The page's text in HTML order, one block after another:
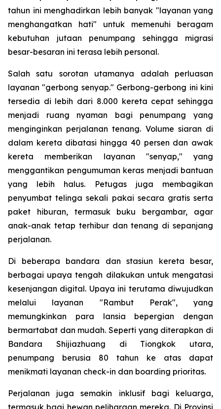
tahun ini menghadirkan lebih banyak "layanan yang
menghangatkan hati" untuk memenuhi beragam
kebutuhan jutaan penumpang sehingga migrasi
besar-besaran ini terasa lebih personal.
Salah satu sorotan utamanya adalah perluasan
layanan "gerbong senyap." Gerbong-gerbong ini kini
tersedia di lebih dari 8.000 kereta cepat sehingga
menjadi ruang nyaman bagi penumpang yang
menginginkan perjalanan tenang. Volume siaran di
dalam kereta dibatasi hingga 40 persen dan awak
kereta memberikan layanan "senyap," yang
menggantikan pengumuman keras menjadi bantuan
yang lebih halus. Petugas juga membagikan
penyumbat telinga sekali pakai secara gratis serta
paket hiburan, termasuk buku bergambar, agar
anak-anak tetap terhibur dan tenang di sepanjang
perjalanan.
Di beberapa bandara dan stasiun kereta besar,
berbagai upaya tengah dilakukan untuk mengatasi
kesenjangan digital. Upaya ini terutama diwujudkan
melalui layanan "Rambut Perak", yang
memungkinkan para lansia bepergian dengan
bermartabat dan mudah. Seperti yang diterapkan di
Bandara Shijiazhuang di Tiongkok utara,
penumpang berusia 80 tahun ke atas dapat
menikmati layanan check-in dan boarding prioritas.
Perjalanan juga semakin inklusif bagi keluarga,
termasuk bagi hewan peliharaan mereka. Di Provinsi